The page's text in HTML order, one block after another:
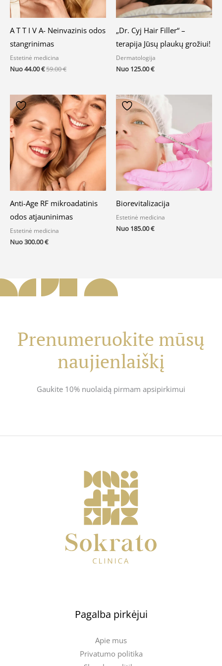
A T T I V A- Neinvazinis odos
stangrinimas
Estetinė medicina
Nuo44.00€59.00€
„Dr. Cyj Hair Filler“ –
terapija Jūsų plaukų grožiui!
Dermatologija
Nuo 125.00€
Anti-Age RF mikroadatinis
odos atjauninimas
Estetinė medicina
Nuo300.00€
Biorevitalizacija
Estetinė medicina
Nuo 185.00€
Prenumeruokite mūsų
naujienlaiškį
Gaukite 10% nuolaidą pirmam apsipirkimui
Pagalba pirkėjui
Apie mus
Privatumo politika